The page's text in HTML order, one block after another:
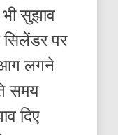
सुझाव
पर
आग लगने
समय
दिए